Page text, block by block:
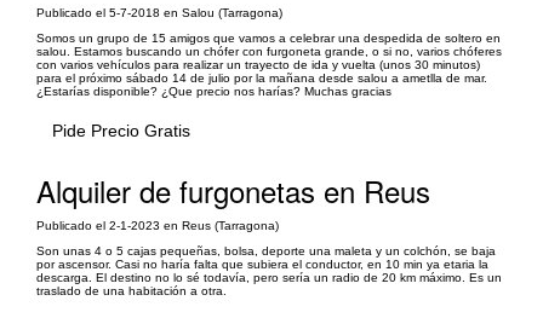
Publicado el 5-7-2018 en Salou (Tarragona)
Somos un grupo de 15 amigos que vamos a celebrar una despedida de soltero en
salou. Estamos buscando un chófer con furgoneta grande, o si no, varios chóferes
con varios vehículos para realizar un trayecto de ida y vuelta (unos 30 minutos)
para el próximo sábado 14 de julio por la mañana desde salou a ametlla de mar.
¿Estarías disponible? ¿Que precio nos harías? Muchas gracias
Pide Precio Gratis
Alquiler de furgonetas en Reus
Publicado el 2-1-2023 en Reus (Tarragona)
Son unas 4 o 5 cajas pequeñas, bolsa, deporte una maleta y un colchón, se baja
por ascensor. Casi no haría falta que subiera el conductor, en 10 min ya etaria la
descarga. El destino no lo sé todavía, pero sería un radio de 20 km máximo. Es un
traslado de una habitación a otra.